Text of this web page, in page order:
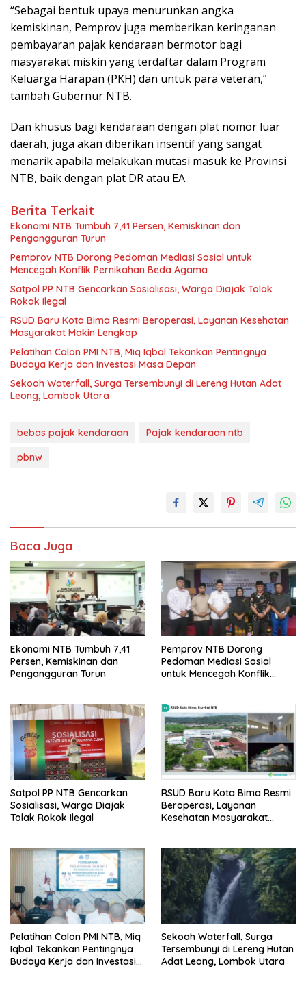
“Sebagai bentuk upaya menurunkan angka
kemiskinan, Pemprov juga memberikan keringanan
pembayaran pajak kendaraan bermotor bagi
masyarakat miskin yang terdaftar dalam Program
Keluarga Harapan (PKH) dan untuk para veteran,”
tambah Gubernur NTB.
Dan khusus bagi kendaraan dengan plat nomor luar
daerah, juga akan diberikan insentif yang sangat
menarik apabila melakukan mutasi masuk ke Provinsi
NTB, baik dengan plat DR atau EA.
Berita Terkait
Ekonomi NTB Tumbuh 7,41 Persen, Kemiskinan dan
Pengangguran Turun
Pemprov NTB Dorong Pedoman Mediasi Sosial untuk
Mencegah Konflik Pernikahan Beda Agama
Satpol PP NTB Gencarkan Sosialisasi, Warga Diajak Tolak
Rokok Ilegal
RSUD Baru Kota Bima Resmi Beroperasi, Layanan Kesehatan
Masyarakat Makin Lengkap
Pelatihan Calon PMI NTB, Miq Iqbal Tekankan Pentingnya
Budaya Kerja dan Investasi Masa Depan
Sekoah Waterfall, Surga Tersembunyi di Lereng Hutan Adat
Leong, Lombok Utara
bebas pajak kendaraan
Pajak kendaraan ntb
pbnw
Baca Juga
Ekonomi NTB Tumbuh 7,41
Persen, Kemiskinan dan
Pengangguran Turun
Pemprov NTB Dorong
Pedoman Mediasi Sosial
untuk Mencegah Konflik
Satpol PP NTB Gencarkan
Sosialisasi, Warga Diajak
Tolak Rokok Ilegal
RSUD Baru Kota Bima Resmi
Beroperasi, Layanan
Kesehatan Masyarakat
Pelatihan Calon PMI NTB, Miq
Iqbal Tekankan Pentingnya
Budaya Kerja dan Investasi
Sekoah Waterfall, Surga
Tersembunyi di Lereng Hutan
Adat Leong, Lombok Utara